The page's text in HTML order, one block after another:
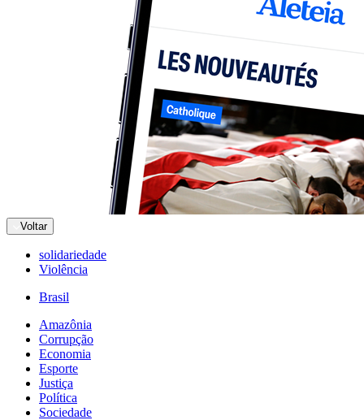
Voltar
solidariedade
Violência
Brasil
Amazônia
Corrupção
Economia
Esporte
Justiça
Política
Sociedade